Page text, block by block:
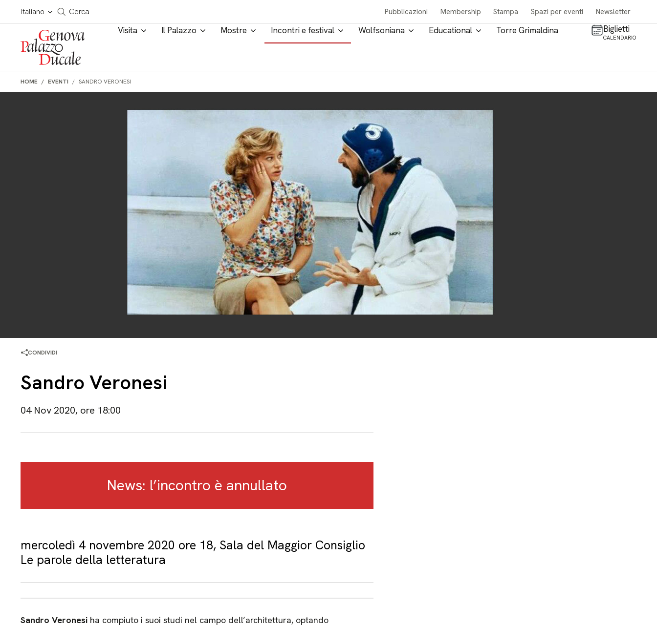
Salta al contenuto
Italiano
Cerca in tutto il sito
Cerca Pubblicazioni Membership Stampa Spazi per eventi Newsletter
Visita Il Palazzo Mostre Incontri e festival Wolfsoniana Educational Torre Grimaldina Biglietti
CALENDARIO
HOME EVENTI SANDRO VERONESI
CONDIVIDI
Sandro Veronesi
04 Nov 2020, ore 18:00
News: l’incontro è annullato
mercoledì 4 novembre 2020 ore 18, Sala del Maggior Consiglio
Le parole della letteratura
Sandro Veronesiha compiuto i suoi studi nel campo dell’architettura, optando